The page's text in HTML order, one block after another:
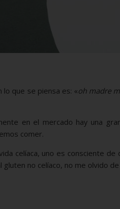
lo que se piensa es: «oh madre
en el mercado hay una
comer.
celíaca, uno es consciente de
no celíaco, no me olvido